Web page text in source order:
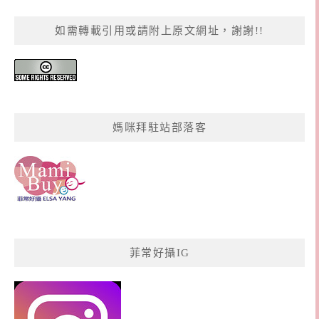
如需轉載引用或請附上原文網址，謝謝!!
媽咪拜駐站部落客
菲常好攝IG